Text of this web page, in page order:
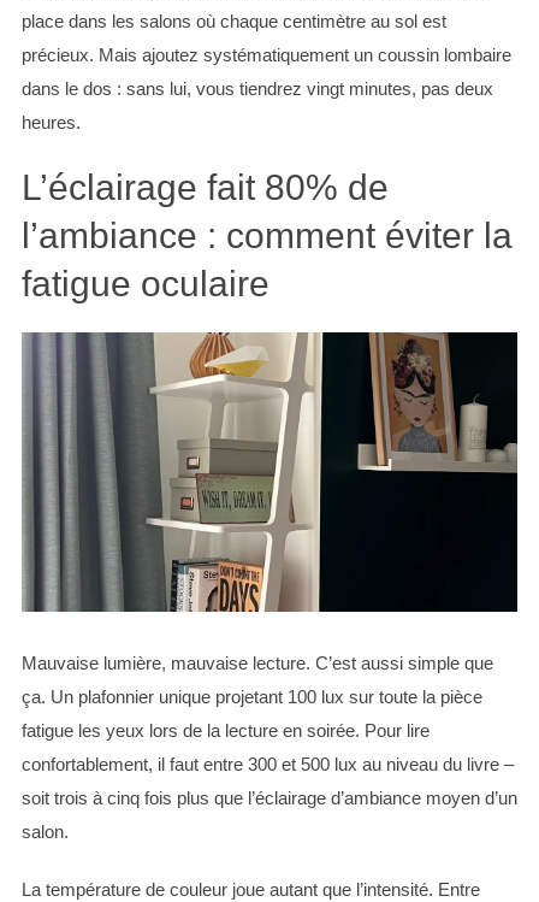
place dans les salons où chaque centimètre au sol est
précieux. Mais ajoutez systématiquement un coussin lombaire
dans le dos : sans lui, vous tiendrez vingt minutes, pas deux
heures.
L’éclairage fait 80% de
l’ambiance : comment éviter la
fatigue oculaire
Mauvaise lumière, mauvaise lecture. C’est aussi simple que
ça. Un plafonnier unique projetant 100 lux sur toute la pièce
fatigue les yeux lors de la lecture en soirée. Pour lire
confortablement, il faut entre 300 et 500 lux au niveau du livre –
soit trois à cinq fois plus que l’éclairage d’ambiance moyen d’un
salon.
La température de couleur joue autant que l’intensité. Entre